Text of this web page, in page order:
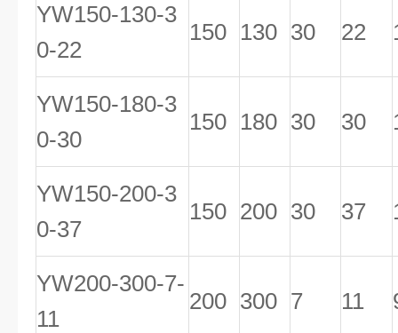
YW150-130-3
0-22
150 130 30 22
YW150-180-3
0-30
150 180 30 30
YW150-200-3
0-37
150 200 30 37
YW200-300-7-
11
200 300 7 11